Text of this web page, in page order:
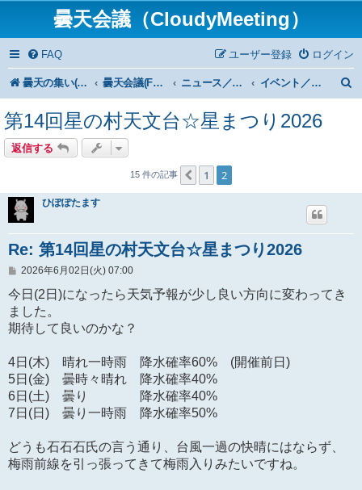
曇天会議（CloudyMeeting）
FAQ ログイン
ユーザー登録
曇天の集い(HP)トップ 曇天会議(Forum)トップ ニュース／News イベント／Event
第14回星の村天文台☆星まつり2026
返信する
15 件の記事 １つ前へ
1 2
ひぽぽたます
Re: 第14回星の村天文台☆星まつり2026
投
記
事
2026年6月02日(火) 07:00
今日(2日)になったら天気予報が少し良い方向に変わってき
ました。
期待して良いのかな？
4日(木) 晴れ一時雨 降水確率60% (開催前日)
5日(金) 曇時々晴れ 降水確率40%
6日(土) 曇り 降水確率40%
7日(日) 曇り一時雨 降水確率50%
どうも石石石氏の言う通り、台風一過の快晴にはならず、
梅雨前線を引っ張ってきて梅雨入りみたいですね。